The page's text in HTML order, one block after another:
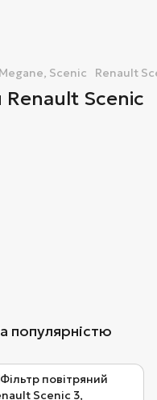
Scenic Renault
Renault Scenic
популярністю